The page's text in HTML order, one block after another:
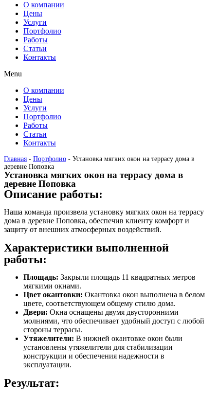
О компании
Цены
Услуги
Портфолио
Работы
Статьи
Контакты
Menu
О компании
Цены
Услуги
Портфолио
Работы
Статьи
Контакты
Главная - Портфолио - Установка мягких окон на террасу дома в
деревне Поповка
Установка мягких окон на террасу дома в
деревне Поповка
Описание работы:
Наша команда произвела установку мягких окон на террасу
дома в деревне Поповка, обеспечив клиенту комфорт и
защиту от внешних атмосферных воздействий.
Характеристики выполненной
работы:
Площадь: Закрыли площадь 11 квадратных метров
мягкими окнами.
Цвет окантовки: Окантовка окон выполнена в белом
цвете, соответствующем общему стилю дома.
Двери: Окна оснащены двумя двусторонними
молниями, что обеспечивает удобный доступ с любой
стороны террасы.
Утяжелители: В нижней окантовке окон были
установлены утяжелители для стабилизации
конструкции и обеспечения надежности в
эксплуатации.
Результат: